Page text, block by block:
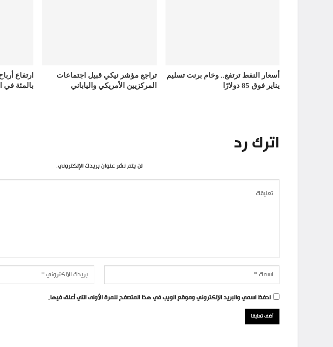
أسعار النفط ترتفع.. وخام برنت تسليم
يناير فوق 85 دولارًا
تراجع مؤشر نيكي قبيل اجتماعات
المركزيين الأمريكي والياباني
بالمئة في
اترك رد
لن يتم نشر عنوان بريدك الإلكتروني.
احفظ اسمي والبريد الإلكتروني وموقع الويب في هذا المتصفح للمرة الأولى التي أعلق فيها.